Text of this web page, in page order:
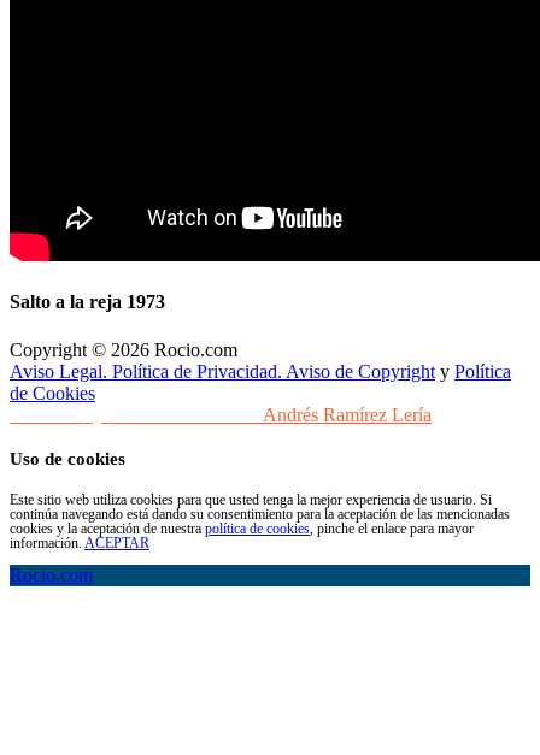
Salto a la reja 1973
Copyright © 2026 Rocio.com
Aviso Legal. Política de Privacidad. Aviso de Copyright y Política
de Cookies
Andrés Ramírez Lería
Uso de cookies
Este sitio web utiliza cookies para que usted tenga la mejor experiencia de usuario. Si
continúa navegando está dando su consentimiento para la aceptación de las mencionadas
cookies y la aceptación de nuestra política de cookies , pinche el enlace para mayor
información. ACEPTAR
Rocio.com